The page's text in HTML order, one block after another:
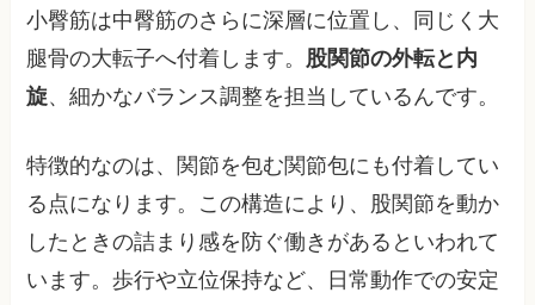
小臀筋は中臀筋のさらに深層に位置し、同じく大
腿骨の大転子へ付着します。 股関節の外転と内
旋、細かなバランス調整を担当しているんです。
特徴的なのは、関節を包む関節包にも付着してい
る点になります。この構造により、股関節を動か
したときの詰まり感を防ぐ働きがあるといわれて
います。歩行や立位保持など、日常動作での安定